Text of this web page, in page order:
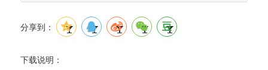
分享到：
下载说明：